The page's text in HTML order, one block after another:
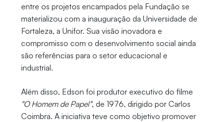
entre os projetos encampados pela Fundação se
materializou com a inauguração da Universidade de
Fortaleza, a Unifor. Sua visão inovadora e
compromisso com o desenvolvimento social ainda
são referências para o setor educacional e
industrial.
Além disso, Edson foi produtor executivo do filme
"O Homem de Papel", de 1976, dirigido por Carlos
Coimbra. A iniciativa teve como objetivo promover